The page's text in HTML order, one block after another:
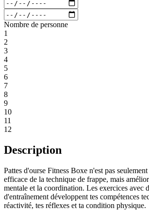
Nombre de personne
1
2
3
4
5
6
7
8
9
10
11
12
Description
Pattes d'ourse Fitness Boxe n'est pas
efficace de la technique de frappe, mais
mentale et la coordination. Les exercices avec
d'entraînement développent tes compétences
réactivité, tes réflexes et ta condition physique.